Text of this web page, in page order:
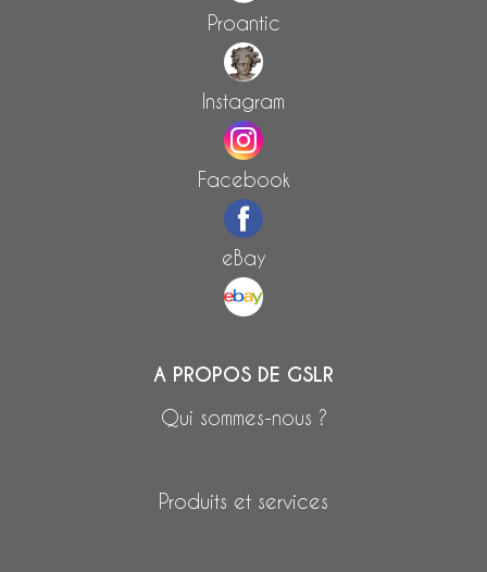
Proantic
Instagram
Facebook
eBay
A PROPOS DE GSLR
Qui sommes-nous ?
Produits et services